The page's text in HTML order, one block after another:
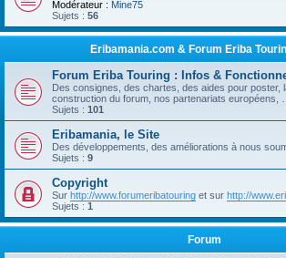
Modérateur : Mine75
Sujets : 56
Eribamania.com & Forum Eriba
Forum Eriba Touring : Infos &
Des consignes, des chartes, des aides pour poster,
construction du forum, nos partenariats européens, …
Sujets : 101
Eribamania, le Site
Des développements, des améliorations à nous
Sujets : 9
Copyright
Sur http://www.forumeribatouring et sur http://
Sujets : 1
Forum